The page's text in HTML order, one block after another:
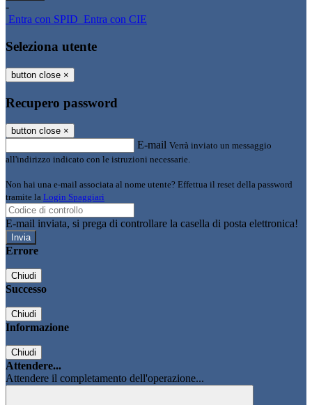
-
Entra con SPID Entra con CIE
Seleziona utente
button close ×
Recupero password
button close ×
E-mail Verrà inviato un messaggio
all'indirizzo indicato con le istruzioni necessarie.
Non hai una e-mail associata al nome utente? Effettua il reset della password
tramite la Login Spaggiari
E-mail inviata, si prega di controllare la casella di posta elettronica!
Errore
Chiudi
Successo
Chiudi
Informazione
Chiudi
Attendere...
Attendere il completamento dell'operazione...